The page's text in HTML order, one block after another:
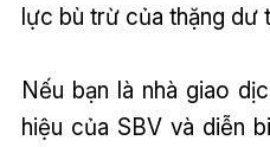
lực bù trừ của thặng dư
Nếu bạn là nhà giao
hiệu của SBV và diễn